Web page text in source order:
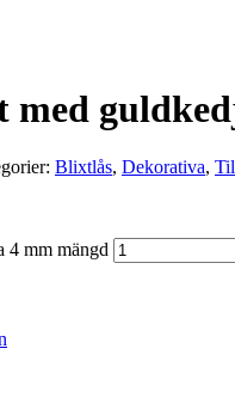
med
Blixtlås, Dekorativa,
4 mm mängd